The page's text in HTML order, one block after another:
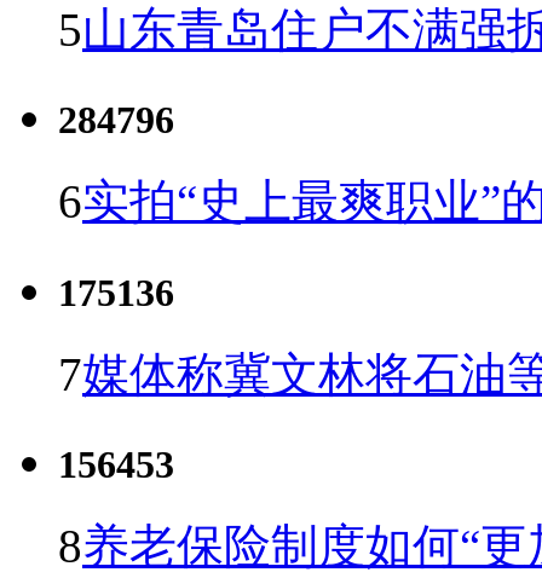
5山东青岛住户不满强
284796
6实拍“史上最爽职业”
175136
7媒体称冀文林将石油
156453
8养老保险制度如何“